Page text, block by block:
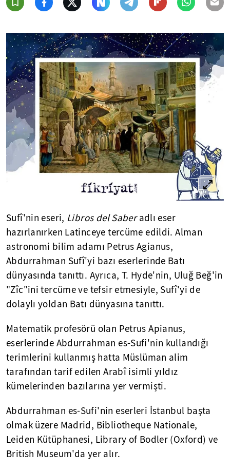
Sufî'nin eseri, Libros del Saberadlı eser
hazırlanırken Latinceye tercüme edildi. Alman
astronomi bilim adamı Petrus Agianus,
Abdurrahman Sufî'yi bazı eserlerinde Batı
dünyasında tanıttı. Ayrıca, T. Hyde'nin, Uluğ Beğ'in
"Zîc"ini tercüme ve tefsir etmesiyle, Sufî'yi de
dolaylı yoldan Batı dünyasına tanıttı.
Matematik profesörü olan Petrus Apianus,
eserlerinde Abdurrahman es-Sufi'nin kullandığı
terimlerini kullanmış hatta Müslüman alim
tarafından tarif edilen Arabî isimli yıldız
kümelerinden bazılarına yer vermişti.
Abdurrahman es-Sufi'nin eserleri İstanbul başta
olmak üzere Madrid, Bibliotheque Nationale,
Leiden Kütüphanesi, Library of Bodler (Oxford) ve
British Museum'da yer alır.